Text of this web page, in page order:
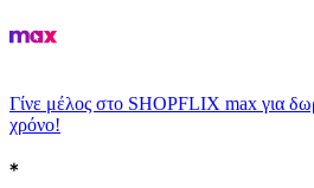
Γίνε μέλος στο SHOPFLIX max για
χρόνο!